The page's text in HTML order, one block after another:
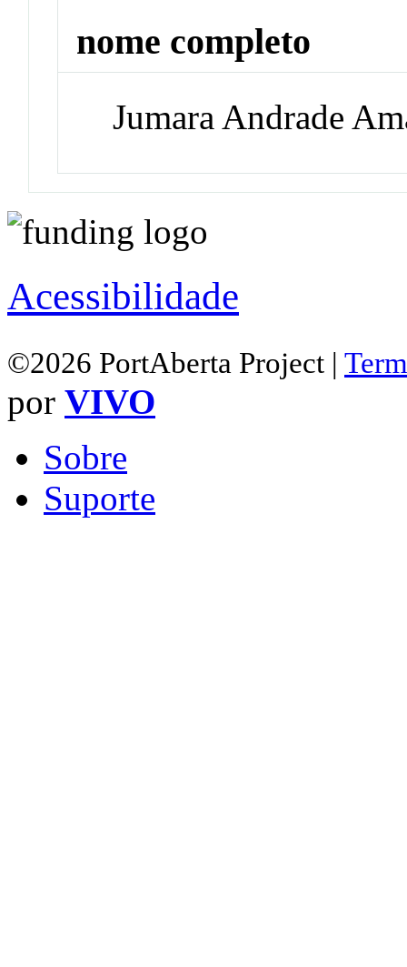
nome completo
Jumara Andrade
Acessibilidade
©2026 PortAberta Project |
por VIVO
Sobre
Suporte